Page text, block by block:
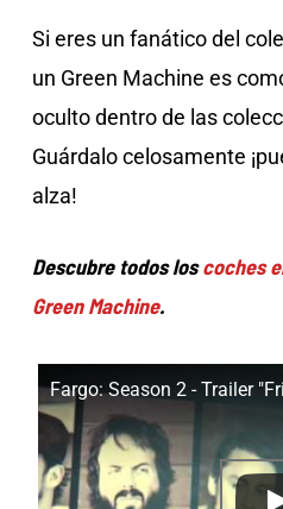
Si eres un fanático del
un Green Machine es
oculto dentro de las
Guárdalo celosamente
alza!
Descubre todos loscoches
Green Machine.
Fargo: Season 2 - Trailer